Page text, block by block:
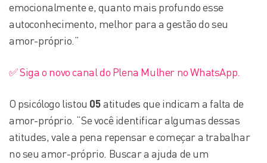
emocionalmente e, quanto mais profundo esse
autoconhecimento, melhor para a gestão do seu
amor-próprio.”
✅ Siga o novo canal do Plena Mulher no WhatsApp.
O psicólogo listou 05atitudes que indicam a falta de
amor-próprio. “Se você identificar algumas dessas
atitudes, vale a pena repensar e começar a trabalhar
no seu amor-próprio. Buscar a ajuda de um